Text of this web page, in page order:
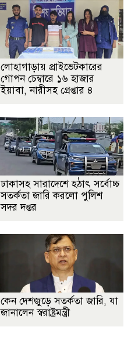
লোহাগাড়ায় প্রাইভেটকারের
গোপন চেম্বারে ১৬ হাজার
ইয়াবা, নারীসহ গ্রেপ্তার ৪
ঢাকাসহ সারাদেশে হঠাৎ সর্বোচ্চ
সতর্কতা জা‌রি করলো পুলিশ
সদর দপ্তর
কেন দেশজুড়ে সতর্কতা জারি, যা
জানালেন স্বরাষ্ট্রমন্ত্রী